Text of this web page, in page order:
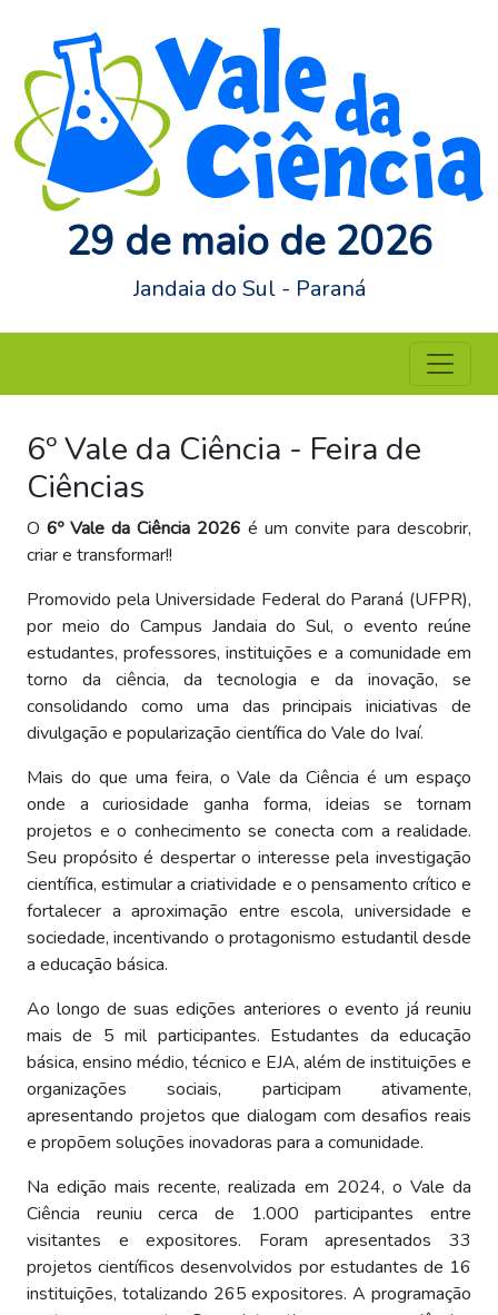
29 de maio de 2026
Jandaia do Sul - Paraná
6º Vale da Ciência - Feira de
Ciências
O 6º Vale da Ciência 2026 é um convite para descobrir,
criar e transformar!!
Promovido pela Universidade Federal do Paraná (UFPR),
por meio do Campus Jandaia do Sul, o evento reúne
estudantes, professores, instituições e a comunidade em
torno da ciência, da tecnologia e da inovação, se
consolidando como uma das principais iniciativas de
divulgação e popularização científica do Vale do Ivaí.
Mais do que uma feira, o Vale da Ciência é um espaço
onde a curiosidade ganha forma, ideias se tornam
projetos e o conhecimento se conecta com a realidade.
Seu propósito é despertar o interesse pela investigação
científica, estimular a criatividade e o pensamento crítico e
fortalecer a aproximação entre escola, universidade e
sociedade, incentivando o protagonismo estudantil desde
a educação básica.
Ao longo de suas edições anteriores o evento já reuniu
mais de 5 mil participantes. Estudantes da educação
básica, ensino médio, técnico e EJA, além de instituições e
organizações sociais, participam ativamente,
apresentando projetos que dialogam com desafios reais
e propõem soluções inovadoras para a comunidade.
Na edição mais recente, realizada em 2024, o Vale da
Ciência reuniu cerca de 1.000 participantes entre
visitantes e expositores. Foram apresentados 33
projetos científicos desenvolvidos por estudantes de 16
instituições, totalizando 265 expositores. A programação